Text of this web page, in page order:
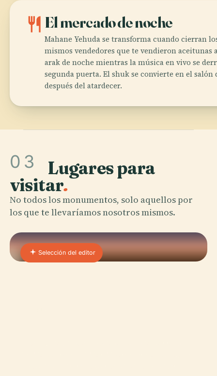
restaurant El mercado de noche
Mahane Yehuda se transforma cuando cierran
mismos vendedores que te vendieron aceitunas
arak de noche mientras la música en vivo se
segunda puerta. El shuk se convierte en el salón
después del atardecer.
03 Lugares para
visitar.
No todos los monumentos, solo aquellos por
los que te llevaríamos nosotros mismos.
Selección del editor